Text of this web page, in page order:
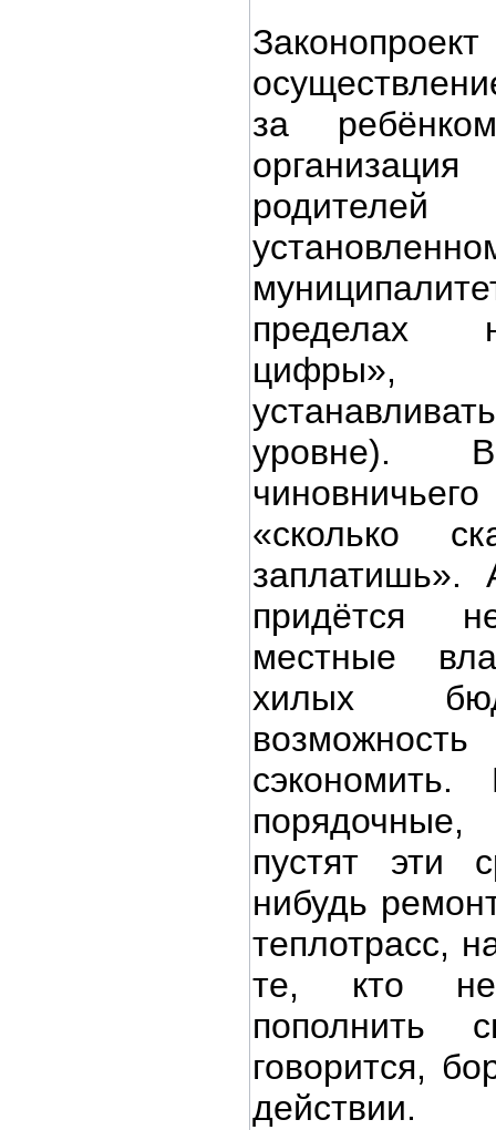
за
пределах
цифры»,
уровне).
«сколько
заплатишь».
придётся
местные
хилых
пустят эти
нибудь
теплотрасс,
те, кто не
пополнить
говорится,
действии.